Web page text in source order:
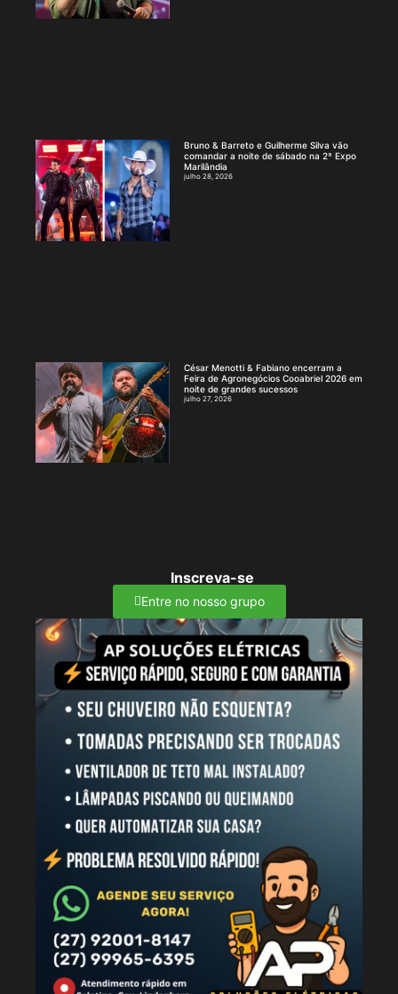
Bruno & Barreto e Guilherme Silva vão
comandar a noite de sábado na 2ª Expo
Marilândia
julho 28, 2026
César Menotti & Fabiano encerram a
Feira de Agronegócios Cooabriel 2026 em
noite de grandes sucessos
julho 27, 2026
Inscreva-se
Entre no nosso grupo